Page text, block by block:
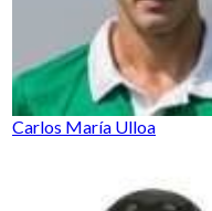
Carlos María Ulloa